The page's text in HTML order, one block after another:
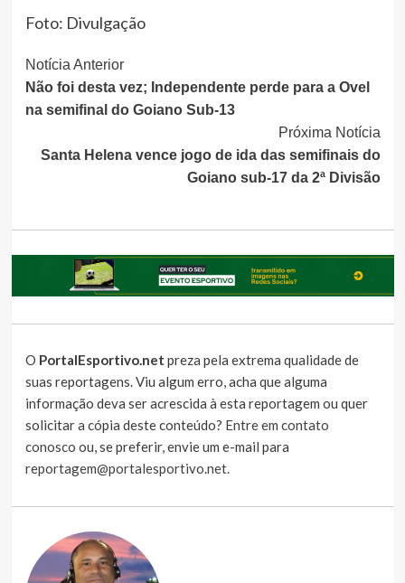
Foto: Divulgação
Continue
Lendo
Notícia Anterior
Não foi desta vez; Independente perde para a Ovel
na semifinal do Goiano Sub-13
Próxima Notícia
Santa Helena vence jogo de ida das semifinais do
Goiano sub-17 da 2ª Divisão
O PortalEsportivo.net preza pela extrema qualidade de
suas reportagens. Viu algum erro, acha que alguma
informação deva ser acrescida à esta reportagem ou quer
solicitar a cópia deste conteúdo? Entre em contato
conosco ou, se preferir, envie um e-mail para
reportagem@portalesportivo.net.